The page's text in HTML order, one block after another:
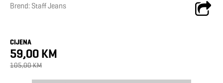
Brend: Staff Jeans
CIJENA
59,00 KM
105,00 KM